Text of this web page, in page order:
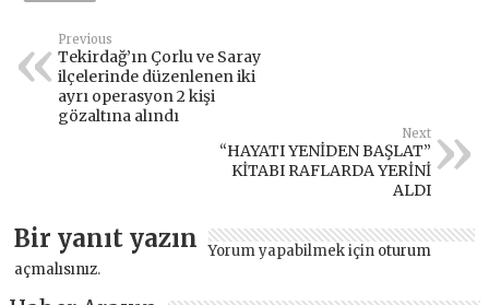
Previous
Tekirdağ’ın Çorlu ve Saray
ilçelerinde düzenlenen iki
ayrı operasyon 2 kişi
gözaltına alındı
Next
“HAYATI YENİDEN BAŞLAT”
KİTABI RAFLARDA YERİNİ
ALDI
Bir yanıt yazın Yorum yapabilmek için oturum
açmalısınız.